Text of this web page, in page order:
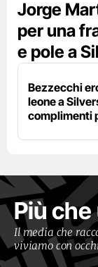
Jorge
per una
e pole a
Bezzecchi
leone a
complimenti
Più
Il media che
viviamo con